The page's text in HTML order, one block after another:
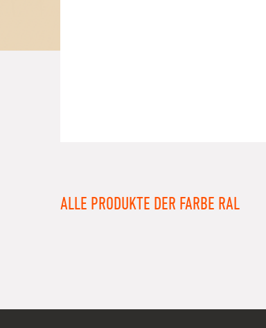
ALLE PRODUKTE DER FARBE RAL